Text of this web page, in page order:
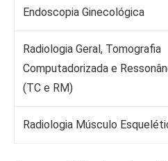
Endoscopia Ginecológica
Radiologia Geral, Tomografia
Computadorizada e
(TC e RM)
Radiologia Músculo